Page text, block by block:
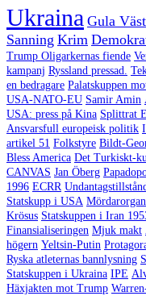
Ukraina Gula
Sanning Krim
Trump Oligarkernas fiende
kampanj Ryssland pressad.
en bedragare Palatskuppen
USA-NATO-EU Samir Amin
USA: press på Kina Splittrat
Ansvarsfull europeisk politik
artikel 51 Folkstyre Bildt-
Bless America Det Turkiskt-
CANVAS Jan Öberg
1996 ECRR
Statskupp i USA
Krösus Statskuppen i Iran
Finansialiseringen Mjuk makt
högern Yeltsin-Putin
Ryska atleternas bannlysning
Statskuppen i Ukraina IPE
Häxjakten mot Trump